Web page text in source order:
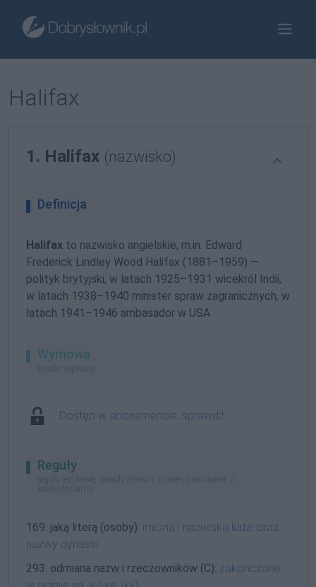
Halifax
1. Halifax (nazwisko)
Definicja
Halifax to nazwisko angielskie, m.in. Edward
Frederick Lindley Wood Halifax (1881–1959) —
polityk brytyjski, w latach 1925–1931 wicekról Indii,
w latach 1938–1940 minister spraw zagranicznych, w
latach 1941–1946 ambasador w USA
Wymowa
prosto zapisana
Dostęp w abonamencie, sprawdź
Reguły
reguły językowe, zasady pisowni (nowe opracowanie z
komentarzami)
169. jaką literą (osoby): imiona i nazwiska ludzi oraz
nazwy dynastii
293. odmiana nazw i rzeczowników (C): zakończone